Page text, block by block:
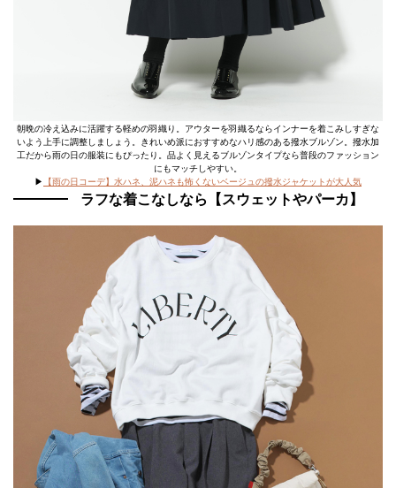
朝晩の冷え込みに活躍する軽めの羽織り。アウターを羽織るならインナーを着こみしすぎな
いよう上手に調整しましょう。きれいめ派におすすめなハリ感のある撥水ブルゾン。撥水加
工だから雨の日の服装にもぴったり。品よく見えるブルゾンタイプなら普段のファッション
にもマッチしやすい。
▶
【雨の日コーデ】水ハネ、泥ハネも怖くないベージュの撥水ジャケットが大人気
ラフな着こなしなら【スウェットやパーカ】